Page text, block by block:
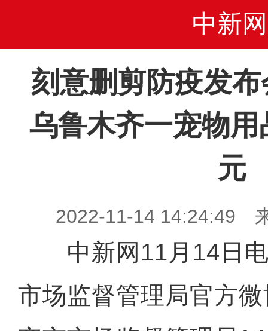
中新网
刻意删剪防疫发
乌鲁木齐一宠物
元
2022-11-14 14:24:49
中新网11月14日电
市场监督管理局官方